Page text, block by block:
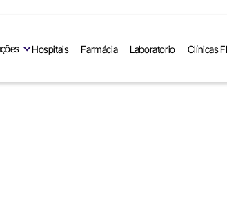
Hospitais Farmácia Laboratorio Clínicas